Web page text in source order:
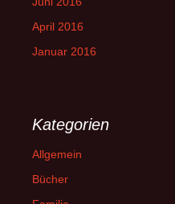
April 2016
Januar 2016
Kategorien
Allgemein
Bücher